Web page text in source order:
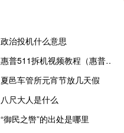
政治投机什么意思
惠普511拆机视频教程（惠普511拆机(惠普511拆机图解)）
夏邑车管所元宵节放几天假
八尺大人是什么
“御民之辔”的出处是哪里